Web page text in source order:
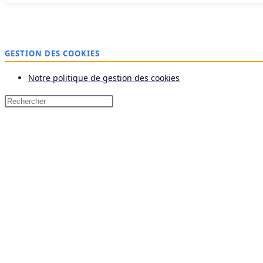
GESTION DES COOKIES
Notre politique de gestion des cookies
Press